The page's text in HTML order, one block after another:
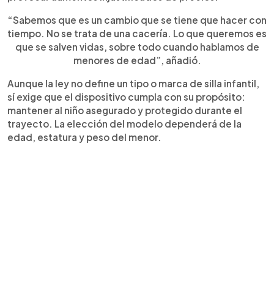
“Sabemos que es un cambio que se tiene que hacer con
tiempo. No se trata de una cacería. Lo que queremos es
que se salven vidas, sobre todo cuando hablamos de
menores de edad”, añadió.
Aunque la ley no define un tipo o marca de silla infantil,
sí exige que el dispositivo cumpla con su propósito:
mantener al niño asegurado y protegido durante el
trayecto. La elección del modelo dependerá de la
edad, estatura y peso del menor.